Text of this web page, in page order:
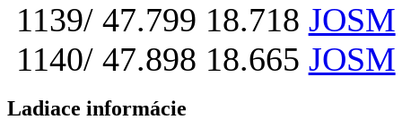
1139/ 47.799 18.718 JOSM
1140/ 47.898 18.665 JOSM
Ladiace informácie